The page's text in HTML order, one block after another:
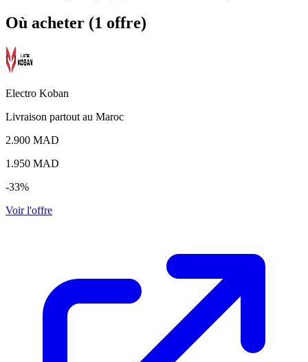
Où acheter (1 offre)
Electro Koban
Livraison partout au Maroc
2.900 MAD
1.950 MAD
-33%
Voir l'offre